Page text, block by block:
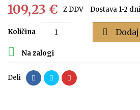
109,23 € Z DDV Dostava 1-2 dni
Količina 
 Na zalogi
Deli